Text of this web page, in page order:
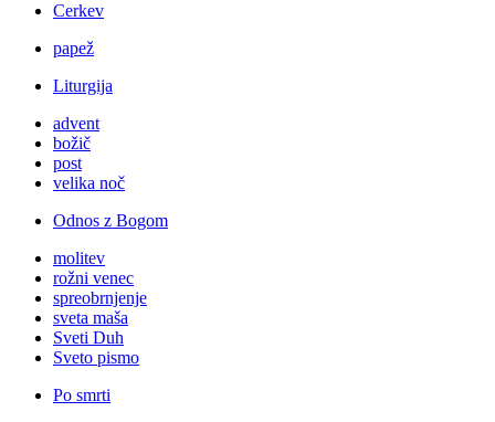
Cerkev
papež
Liturgija
advent
božič
post
velika noč
Odnos z Bogom
molitev
rožni venec
spreobrnjenje
sveta maša
Sveti Duh
Sveto pismo
Po smrti